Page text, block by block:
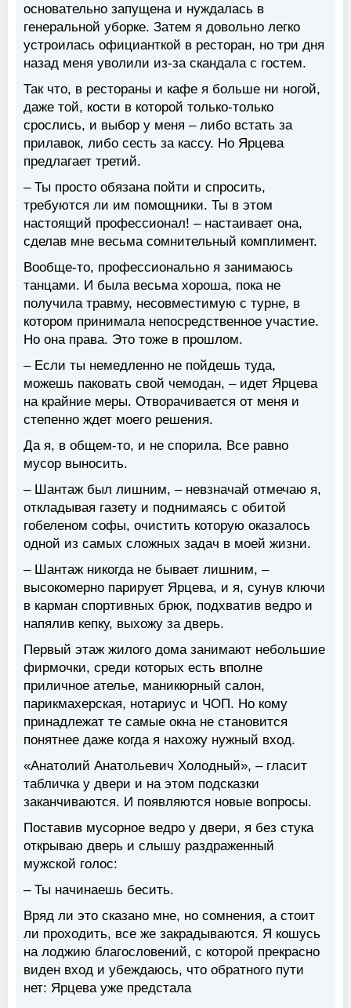
основательно запущена и нуждалась в
генеральной уборке. Затем я довольно легко
устроилась официанткой в ресторан, но три дня
назад меня уволили из-за скандала с гостем.
Так что, в рестораны и кафе я больше ни ногой,
даже той, кости в которой только-только
срослись, и выбор у меня – либо встать за
прилавок, либо сесть за кассу. Но Ярцева
предлагает третий.
– Ты просто обязана пойти и спросить,
требуются ли им помощники. Ты в этом
настоящий профессионал! – настаивает она,
сделав мне весьма сомнительный комплимент.
Вообще-то, профессионально я занимаюсь
танцами. И была весьма хороша, пока не
получила травму, несовместимую с турне, в
котором принимала непосредственное участие.
Но она права. Это тоже в прошлом.
– Если ты немедленно не пойдешь туда,
можешь паковать свой чемодан, – идет Ярцева
на крайние меры. Отворачивается от меня и
степенно ждет моего решения.
Да я, в общем-то, и не спорила. Все равно
мусор выносить.
– Шантаж был лишним, – невзначай отмечаю я,
откладывая газету и поднимаясь с обитой
гобеленом софы, очистить которую оказалось
одной из самых сложных задач в моей жизни.
– Шантаж никогда не бывает лишним, –
высокомерно парирует Ярцева, и я, сунув ключи
в карман спортивных брюк, подхватив ведро и
напялив кепку, выхожу за дверь.
Первый этаж жилого дома занимают небольшие
фирмочки, среди которых есть вполне
приличное ателье, маникюрный салон,
парикмахерская, нотариус и ЧОП. Но кому
принадлежат те самые окна не становится
понятнее даже когда я нахожу нужный вход.
«Анатолий Анатольевич Холодный», – гласит
табличка у двери и на этом подсказки
заканчиваются. И появляются новые вопросы.
Поставив мусорное ведро у двери, я без стука
открываю дверь и слышу раздраженный
мужской голос:
– Ты начинаешь бесить.
Вряд ли это сказано мне, но сомнения, а стоит
ли проходить, все же закрадываются. Я кошусь
на лоджию благословений, с которой прекрасно
виден вход и убеждаюсь, что обратного пути
нет: Ярцева уже предстала